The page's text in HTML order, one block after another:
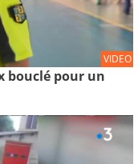
VIDEO
bouclé pour un